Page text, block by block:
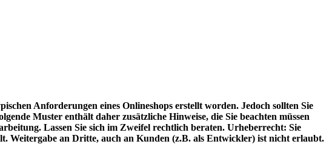
Anforderungen eines Onlineshops erstellt worden. Jedoch sollten Sie
Muster enthält daher zusätzliche Hinweise, die Sie beachten müssen
Lassen Sie sich im Zweifel rechtlich beraten. Urheberrecht: Sie
Weitergabe an Dritte, auch an Kunden (z.B. als Entwickler) ist nicht erlaubt.